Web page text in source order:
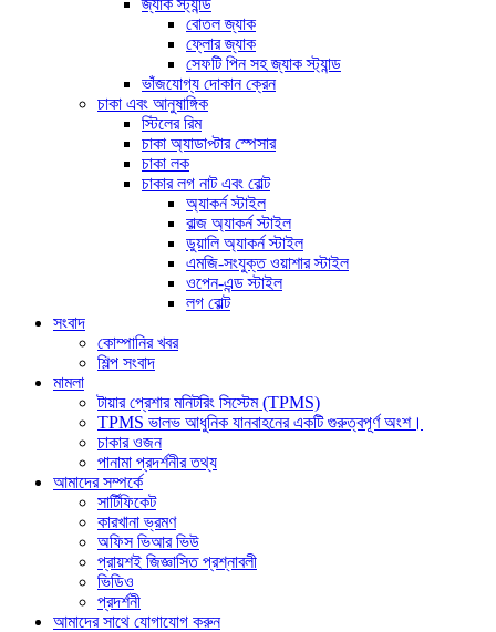
জ্যাক স্ট্যান্ড
বোতল জ্যাক
ফ্লোর জ্যাক
সেফটি পিন সহ জ্যাক স্ট্যান্ড
ভাঁজযোগ্য দোকান ক্রেন
চাকা এবং আনুষাঙ্গিক
স্টিলের রিম
চাকা অ্যাডাপ্টার স্পেসার
চাকা লক
চাকার লগ নাট এবং বোল্ট
অ্যাকর্ন স্টাইল
বাল্জ অ্যাকর্ন স্টাইল
ডুয়ালি অ্যাকর্ন স্টাইল
এমজি-সংযুক্ত ওয়াশার স্টাইল
ওপেন-এন্ড স্টাইল
লগ বোল্ট
সংবাদ
কোম্পানির খবর
শিল্প সংবাদ
মামলা
টায়ার প্রেশার মনিটরিং সিস্টেম (TPMS)
TPMS ভালভ আধুনিক যানবাহনের একটি গুরুত্বপূর্ণ অংশ।
চাকার ওজন
পানামা প্রদর্শনীর তথ্য
আমাদের সম্পর্কে
সার্টিফিকেট
কারখানা ভ্রমণ
অফিস ভিআর ভিউ
প্রায়শই জিজ্ঞাসিত প্রশ্নাবলী
ভিডিও
প্রদর্শনী
আমাদের সাথে যোগাযোগ করুন